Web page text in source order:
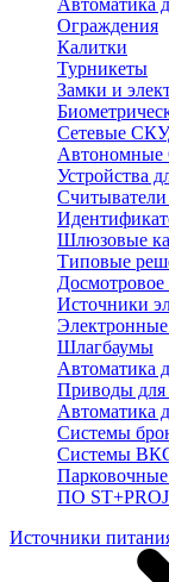
Автоматика
Ограждения
Калитки
Турникеты
Замки и
Сетевые
Устройства
Шлюзовые
Типовые
Досмотровое
Источники
Шлагбаумы
Автоматика
Приводы для
Автоматика
Системы
Системы
ПО
Источники